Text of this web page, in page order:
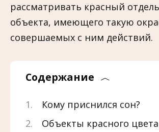
рассматривать красный
объекта, имеющего такую
совершаемых с ним действий.
Содержание
Кому приснился сон?
Объекты красного цвета